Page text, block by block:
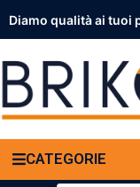
Diamo qualità ai tuoi
CATEGORIE